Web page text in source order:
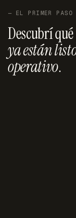
— EL PRIMER PASO
Descubrí
ya están
operativo.